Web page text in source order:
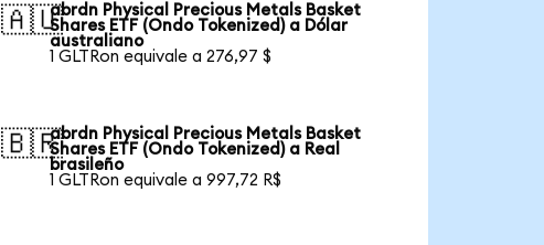
🇦🇺abrdn Physical Precious Metals Basket
Shares ETF (Ondo Tokenized) a Dólar
australiano
1 GLTRon equivale a 276,97 $
🇧🇷abrdn Physical Precious Metals Basket
Shares ETF (Ondo Tokenized) a Real
brasileño
1 GLTRon equivale a 997,72 R$